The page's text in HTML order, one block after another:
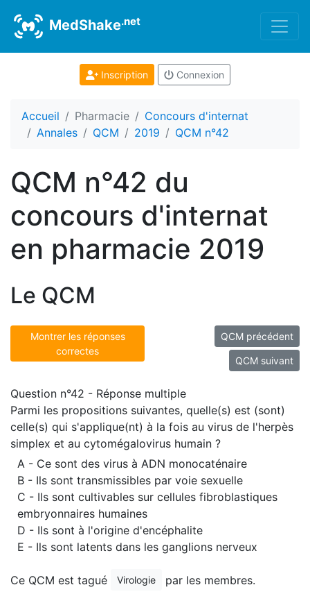
MedShake.net
Inscription Connexion
Accueil Pharmacie
Concours d'internat
Annales
QCM 2019 QCM n°42
QCM n°42 du
concours d'internat
en pharmacie 2019
Le QCM
Montrer les réponses
correctes
QCM précédent
QCM suivant
Question n°42 - Réponse multiple
Parmi les propositions suivantes, quelle(s) est (sont)
celle(s) qui s'applique(nt) à la fois au virus de l'herpès
simplex et au cytomégalovirus humain ?
A - Ce sont des virus à ADN monocaténaire
B - Ils sont transmissibles par voie sexuelle
C - Ils sont cultivables sur cellules fibroblastiques
embryonnaires humaines
D - Ils sont à l'origine d'encéphalite
E - Ils sont latents dans les ganglions nerveux
Ce QCM est tagué Virologie par les membres.